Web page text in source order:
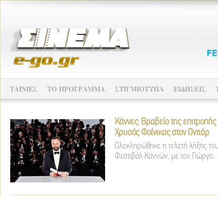
ΤΑΙΝΙΕΣ ΤΟ ΠΡΟΓΡΑΜΜΑ ΣΤΙΓΜΙΟΤΥΠΑ ΕΙΔΗΣΕΙΣ
Κάννες: Βραβείο της
Χρυσός Φοίνικας στον Οντιάρ
Ολοκληρώθηκε η τελετή λήξης
Φεστιβάλ Καννών, με τον Γιώργο...